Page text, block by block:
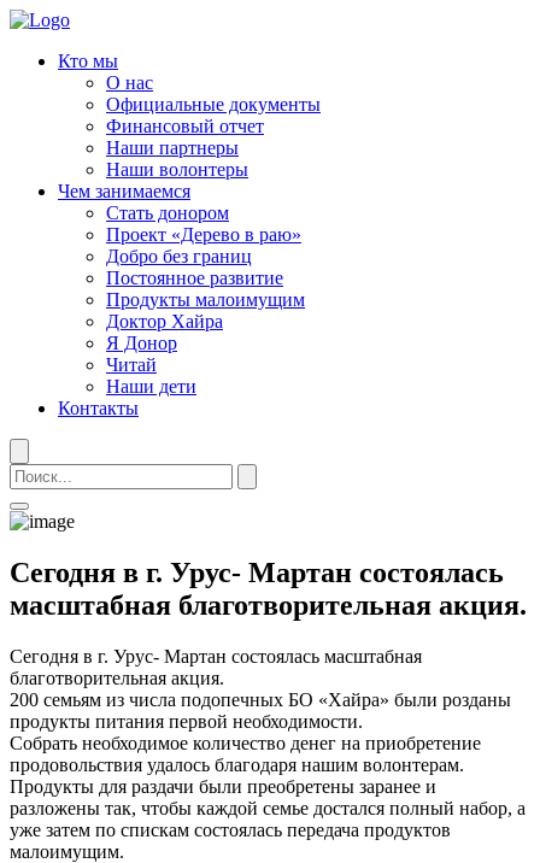
Кто мы
О нас
Официальные документы
Финансовый отчет
Наши партнеры
Наши волонтеры
Чем занимаемся
Стать донором
Проект «Дерево в раю»
Добро без границ
Постоянное развитие
Продукты малоимущим
Доктор Хайра
Я Донор
Читай
Наши дети
Контакты
Сегодня в г. Урус- Мартан состоялась
масштабная благотворительная акция.
Сегодня в г. Урус- Мартан состоялась масштабная
благотворительная акция.
200 семьям из числа подопечных БО «Хайра» были розданы
продукты питания первой необходимости.
Собрать необходимое количество денег на приобретение
продовольствия удалось благодаря нашим волонтерам.
Продукты для раздачи были преобретены заранее и
разложены так, чтобы каждой семье достался полный набор, а
уже затем по спискам состоялась передача продуктов
малоимущим.